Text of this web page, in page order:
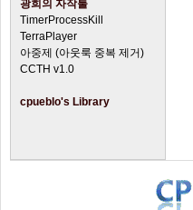
광희의 자작툴
TimerProcessKill
TerraPlayer
아중제 (아웃룩 중복 제거)
CCTH v1.0
cpueblo's Library